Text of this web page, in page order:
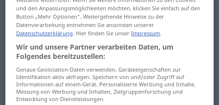
стекло GlasMaterial
стёкла PL,-олgen GlasMaterial
стакан GlasGefäß
und den Anpassungsmöglichkeiten möchten, klicken Sie einfach auf den
Button „Mehr Optionen“. Weitergehende Hinweise zu der
Datenverarbeitung entnehmen Sie ansonsten unserer
Datenschutzerklärung. Hier finden Sie unserImpressum.
Wir und unsere Partner verarbeiten Daten, um
Folgendes bereitzustellen:
Genaue Geolocation-Daten verwenden. Geräteeigenschaften zur
Identifikation aktiv abfragen. Speichern von und/oder Zugriff auf
Informationen auf einem Gerät. Personalisierte Werbung und Inhalte,
Messung von Werbung und Inhalten, Zielgruppenforschung und
Entwicklung von Dienstleistungen.